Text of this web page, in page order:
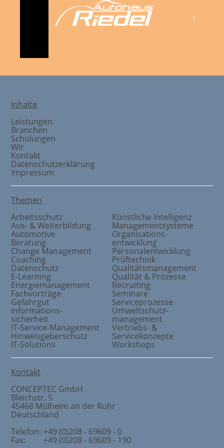
Inhalte
Leistungen
Branchen
Schulungen
Wir
Kontakt
Datenschutzerklärung
Impressum
Themen
Arbeitsschutz
Aus- & Weiterbildung
Automotive
Beratung
Change Management
Coaching
Datenschutz
E-Learning
Energiemanagement
Fachvorträge
Gefahrgut
Informations-
sicherheit
IT-Service-Management
Hinweisgeberschutz
IT-Solutions
Künstliche Intelligenz
Managementsysteme
Organisations-
entwicklung
Personalentwicklung
Prüftechnik
Qualitätsmanagement
Qualität & Prozesse
Recruiting
Seminare
Serviceprozesse
Umweltschutz-
management
Vertriebs- &
Servicekonzepte
Workshops
Kontakt
CONCEPTEC GmbH
Bleichstr. 5
45468 Mülheim an der Ruhr
Deutschland
Telefon: +49 (0)208 - 69609 - 0
Fax: +49 (0)208 - 69609 - 190